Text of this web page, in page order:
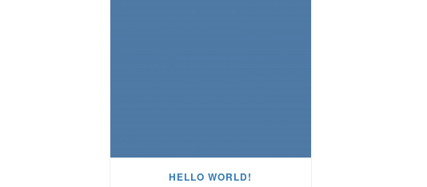
HELLO WORLD!